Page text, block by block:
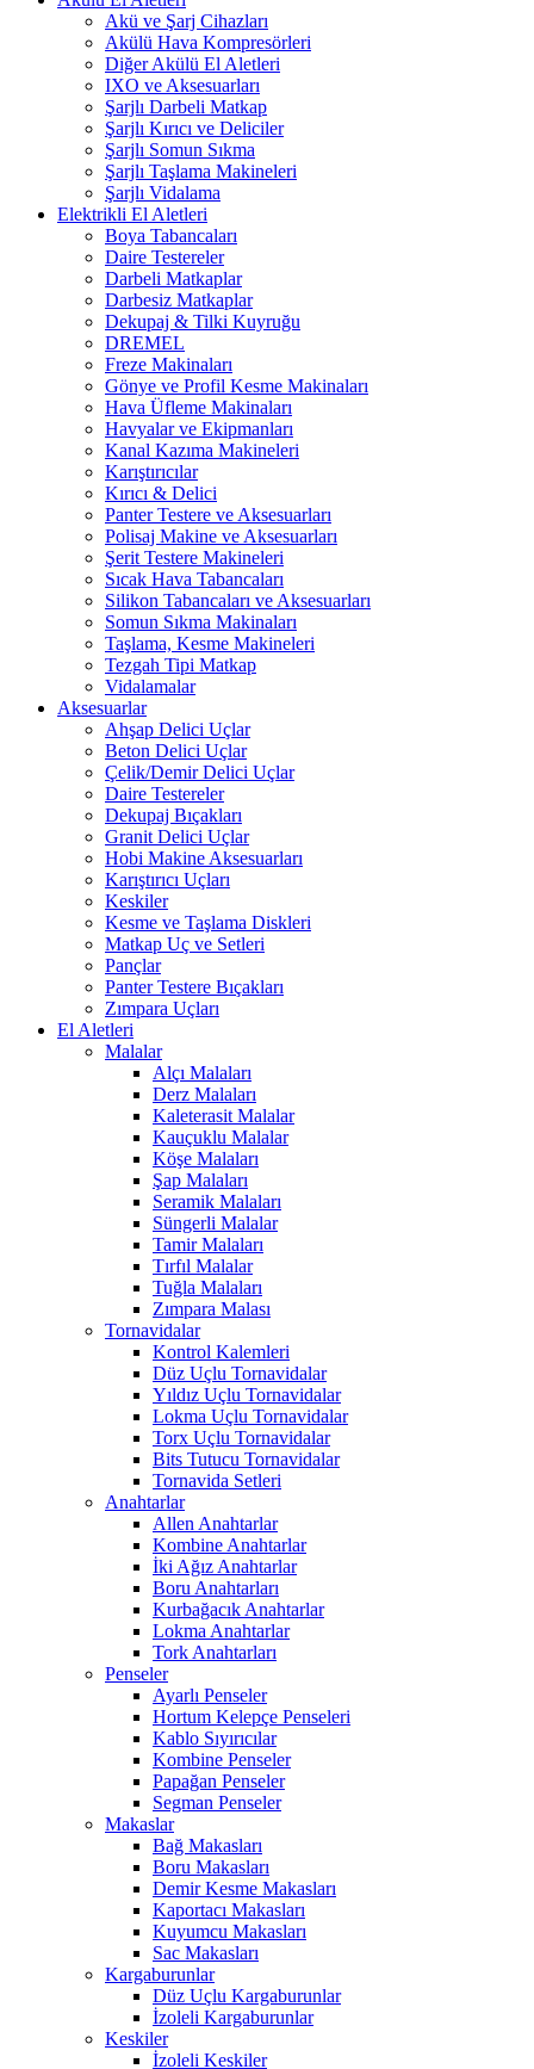
Akü ve Şarj Cihazları
Akülü Hava Kompresörleri
Diğer Akülü El Aletleri
IXO ve Aksesuarları
Şarjlı Darbeli Matkap
Şarjlı Kırıcı ve Deliciler
Şarjlı Somun Sıkma
Şarjlı Taşlama Makineleri
Şarjlı Vidalama
Elektrikli El Aletleri
Boya Tabancaları
Daire Testereler
Darbeli Matkaplar
Darbesiz Matkaplar
Dekupaj & Tilki Kuyruğu
DREMEL
Freze Makinaları
Gönye ve Profil Kesme Makinaları
Hava Üfleme Makinaları
Havyalar ve Ekipmanları
Kanal Kazıma Makineleri
Karıştırıcılar
Kırıcı & Delici
Panter Testere ve Aksesuarları
Polisaj Makine ve Aksesuarları
Şerit Testere Makineleri
Sıcak Hava Tabancaları
Silikon Tabancaları ve Aksesuarları
Somun Sıkma Makinaları
Taşlama, Kesme Makineleri
Tezgah Tipi Matkap
Vidalamalar
Aksesuarlar
Ahşap Delici Uçlar
Beton Delici Uçlar
Çelik/Demir Delici Uçlar
Daire Testereler
Dekupaj Bıçakları
Granit Delici Uçlar
Hobi Makine Aksesuarları
Karıştırıcı Uçları
Keskiler
Kesme ve Taşlama Diskleri
Matkap Uç ve Setleri
Pançlar
Panter Testere Bıçakları
Zımpara Uçları
El Aletleri
Malalar
Alçı Malaları
Derz Malaları
Kaleterasit Malalar
Kauçuklu Malalar
Köşe Malaları
Şap Malaları
Seramik Malaları
Süngerli Malalar
Tamir Malaları
Tırfıl Malalar
Tuğla Malaları
Zımpara Malası
Tornavidalar
Kontrol Kalemleri
Düz Uçlu Tornavidalar
Yıldız Uçlu Tornavidalar
Lokma Uçlu Tornavidalar
Torx Uçlu Tornavidalar
Bits Tutucu Tornavidalar
Tornavida Setleri
Anahtarlar
Allen Anahtarlar
Kombine Anahtarlar
İki Ağız Anahtarlar
Boru Anahtarları
Kurbağacık Anahtarlar
Lokma Anahtarlar
Tork Anahtarları
Penseler
Ayarlı Penseler
Hortum Kelepçe Penseleri
Kablo Sıyırıcılar
Kombine Penseler
Papağan Penseler
Segman Penseler
Makaslar
Bağ Makasları
Boru Makasları
Demir Kesme Makasları
Kaportacı Makasları
Kuyumcu Makasları
Sac Makasları
Kargaburunlar
Düz Uçlu Kargaburunlar
İzoleli Kargaburunlar
Keskiler
İzoleli Keskiler